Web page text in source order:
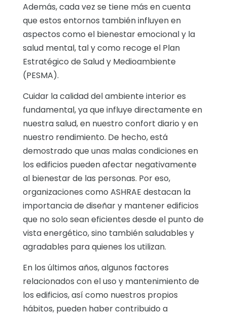
Además, cada vez se tiene más en cuenta
que estos entornos también influyen en
aspectos como el bienestar emocional y la
salud mental, tal y como recoge el Plan
Estratégico de Salud y Medioambiente
(PESMA).
Cuidar la calidad del ambiente interior es
fundamental, ya que influye directamente en
nuestra salud, en nuestro confort diario y en
nuestro rendimiento. De hecho, está
demostrado que unas malas condiciones en
los edificios pueden afectar negativamente
al bienestar de las personas. Por eso,
organizaciones como ASHRAE destacan la
importancia de diseñar y mantener edificios
que no solo sean eficientes desde el punto de
vista energético, sino también saludables y
agradables para quienes los utilizan.
En los últimos años, algunos factores
relacionados con el uso y mantenimiento de
los edificios, así como nuestros propios
hábitos, pueden haber contribuido a